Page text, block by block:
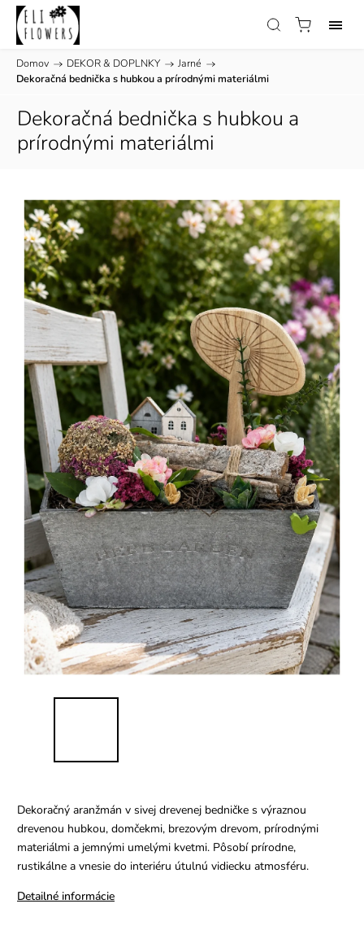
Domov / DEKOR & DOPLNKY / Jarné /
Dekoračná bednička s hubkou a prírodnými materiálmi
Dekoračná bednička s hubkou a
prírodnými materiálmi
Dekoračný aranžmán v sivej drevenej bedničke s výraznou
drevenou hubkou, domčekmi, brezovým drevom, prírodnými
materiálmi a jemnými umelými kvetmi. Pôsobí prírodne,
rustikálne a vnesie do interiéru útulnú vidiecku atmosféru.
Detailné informácie